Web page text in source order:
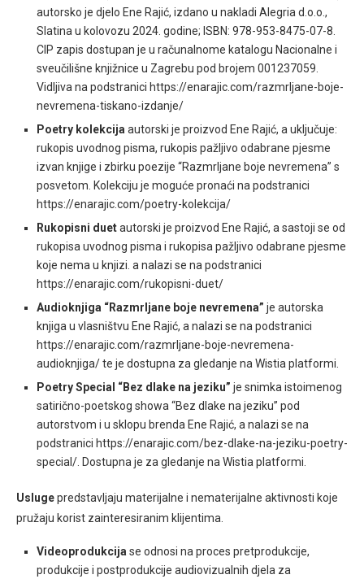
autorsko je djelo Ene Rajić, izdano u nakladi Alegria d.o.o.,
Slatina u kolovozu 2024. godine; ISBN: 978-953-8475-07-8.
CIP zapis dostupan je u računalnome katalogu Nacionalne i
sveučilišne knjižnice u Zagrebu pod brojem 001237059.
Vidljiva na podstranici https://enarajic.com/razmrljane-boje-
nevremena-tiskano-izdanje/
Poetry kolekcija autorski je proizvod Ene Rajić, a uključuje:
rukopis uvodnog pisma, rukopis pažljivo odabrane pjesme
izvan knjige i zbirku poezije “Razmrljane boje nevremena” s
posvetom. Kolekciju je moguće pronaći na podstranici
https://enarajic.com/poetry-kolekcija/
Rukopisni duetautorski je proizvod Ene Rajić, a sastoji se od
rukopisa uvodnog pisma i rukopisa pažljivo odabrane pjesme
koje nema u knjizi. a nalazi se na podstranici
https://enarajic.com/rukopisni-duet/
Audioknjiga “Razmrljane boje nevremena” je autorska
knjiga u vlasništvu Ene Rajić, a nalazi se na podstranici
https://enarajic.com/razmrljane-boje-nevremena-
audioknjiga/ te je dostupna za gledanje na Wistia platformi.
Poetry Special “Bez dlake na jeziku” je snimka istoimenog
satirično-poetskog showa “Bez dlake na jeziku” pod
autorstvom i u sklopu brenda Ene Rajić, a nalazi se na
podstranici https://enarajic.com/bez-dlake-na-jeziku-poetry-
special/. Dostupna je za gledanje na Wistia platformi.
Uslugepredstavljaju materijalne i nematerijalne aktivnosti koje
pružaju korist zainteresiranim klijentima.
Videoprodukcija se odnosi na proces pretprodukcije,
produkcije i postprodukcije audiovizualnih djela za